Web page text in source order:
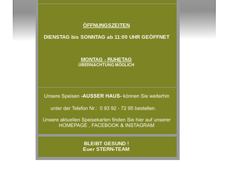
BLEIBT GESUND !
Euer STERN-TEAM
ÖFFNUNGSZEITEN
DIENSTAG bis SONNTAG ab 11:00 UHR GEÖFFNET
MONTAG - RUHETAG
ÜBERNACHTUNG MÖGLICH